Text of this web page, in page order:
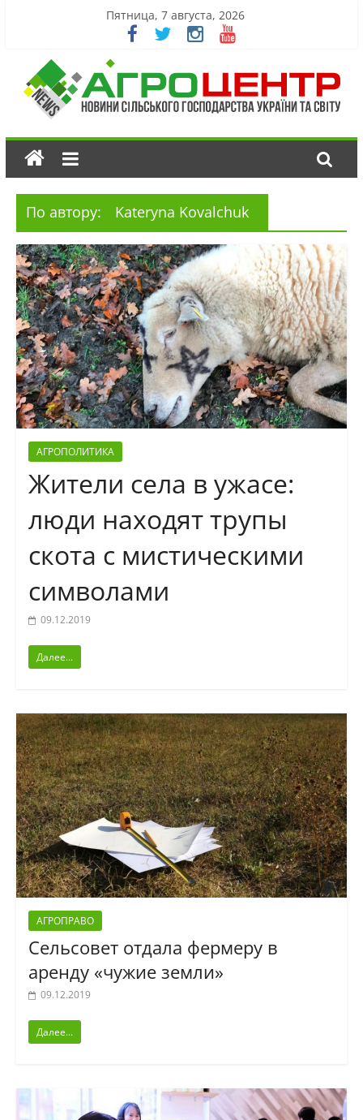
Пятница, 7 августа, 2026
По автору: Kateryna Kovalchuk
АГРОПОЛИТИКА
Жители села в ужасе:
люди находят трупы
скота с мистическими
символами
09.12.2019
Далее...
АГРОПРАВО
Сельсовет отдала фермеру в
аренду «чужие земли»
09.12.2019
Далее...